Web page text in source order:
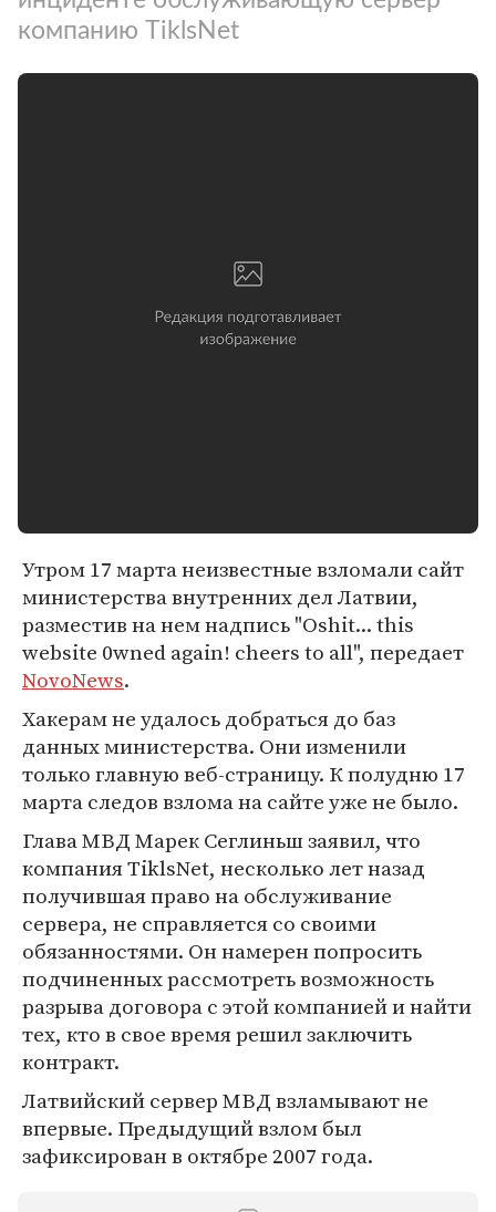
компанию TiklsNet
Утром 17 марта неизвестные взломали сайт
министерства внутренних дел Латвии,
разместив на нем надпись "Oshit... this
website 0wned again! cheers to all", передает
NovoNews.
Хакерам не удалось добраться до баз
данных министерства. Они изменили
только главную веб-страницу. К полудню 17
марта следов взлома на сайте уже не было.
Глава МВД Марек Сеглиньш заявил, что
компания TiklsNet, несколько лет назад
получившая право на обслуживание
сервера, не справляется со своими
обязанностями. Он намерен попросить
подчиненных рассмотреть возможность
разрыва договора с этой компанией и найти
тех, кто в свое время решил заключить
контракт.
Латвийский сервер МВД взламывают не
впервые. Предыдущий взлом был
зафиксирован в октябре 2007 года.